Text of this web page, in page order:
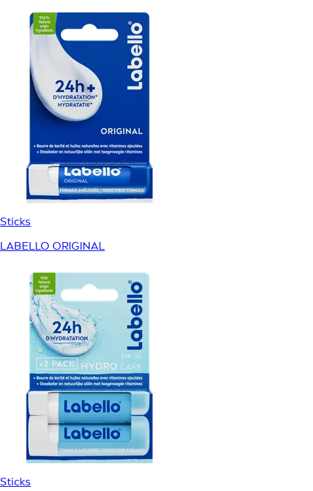
Sticks
LABELLO ORIGINAL
Sticks